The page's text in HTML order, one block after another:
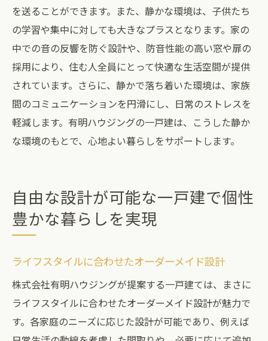
を送ることができます。また、静かな環境は、子供たち
の学習や集中に対しても大きなプラスとなります。家の
中での音の反響を防ぐ設計や、防音性能の高い窓や扉の
採用により、住む人全員にとって快適な生活空間が提供
されています。さらに、静かで落ち着いた環境は、家族
間のコミュニケーションを円滑にし、日常のストレスを
軽減します。有明ハウジングの一戸建は、こうした静か
な環境のもとで、心地よい暮らしをサポートします。
自由な設計が可能な一戸建で個性
豊かな暮らしを実現
ライフスタイルに合わせたオーダーメイド設計
株式会社有明ハウジングが提案する一戸建ては、まさに
ライフスタイルに合わせたオーダーメイド設計が魅力で
す。各家庭のニーズに応じた設計が可能であり、例えば